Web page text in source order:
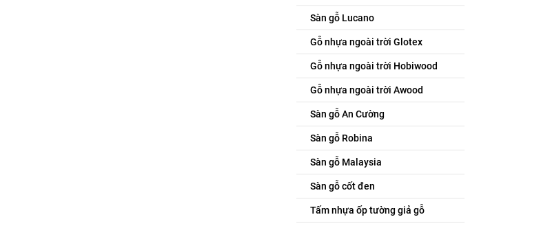
Sàn gỗ Lucano
Gỗ nhựa ngoài trời Glotex
Gỗ nhựa ngoài trời Hobiwood
Gỗ nhựa ngoài trời Awood
Sàn gỗ An Cường
Sàn gỗ Robina
Sàn gỗ Malaysia
Sàn gỗ cốt đen
Tấm nhựa ốp tường giả gỗ